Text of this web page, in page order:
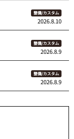
整備/カスタム
2026.8.10
整備/カスタム
2026.8.9
整備/カスタム
2026.8.9